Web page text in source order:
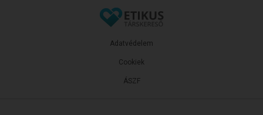
ÁSZF
Adatvédelem
Cookiek